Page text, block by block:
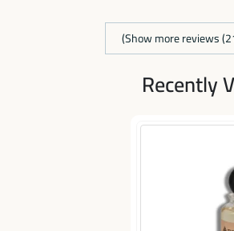
Show more reviews
Recently